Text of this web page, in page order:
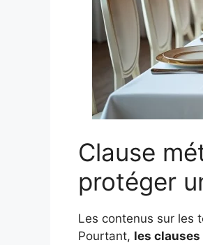
Clause
protéger
Les contenus sur les
Pourtant, les